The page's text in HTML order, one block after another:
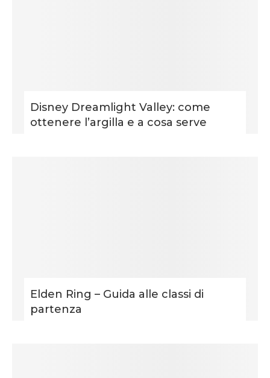
Disney Dreamlight Valley: come
ottenere l’argilla e a cosa serve
Elden Ring – Guida alle classi di
partenza